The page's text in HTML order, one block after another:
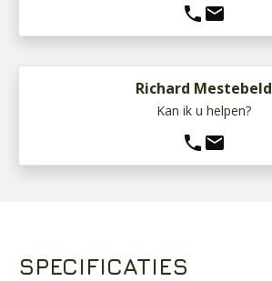
phone mail
Richard Mestebeld
Kan ik u helpen?
phone mail
SPECIFICATIES